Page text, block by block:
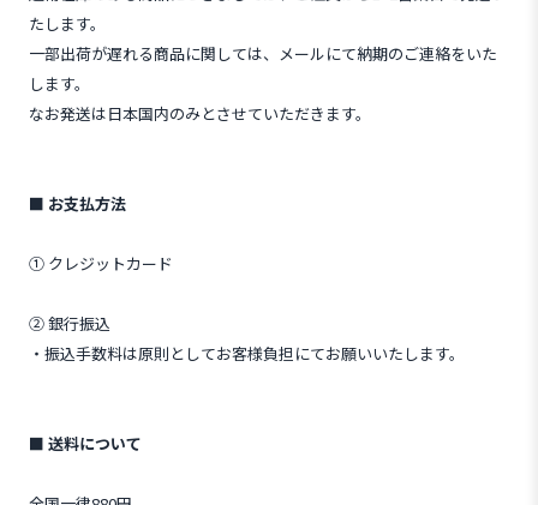
たします。
一部出荷が遅れる商品に関しては、メールにて納期のご連絡をいた
します。
なお発送は日本国内のみとさせていただきます。
■ お支払方法
① クレジットカード
② 銀行振込
・振込手数料は原則としてお客様負担にてお願いいたします。
■ 送料について